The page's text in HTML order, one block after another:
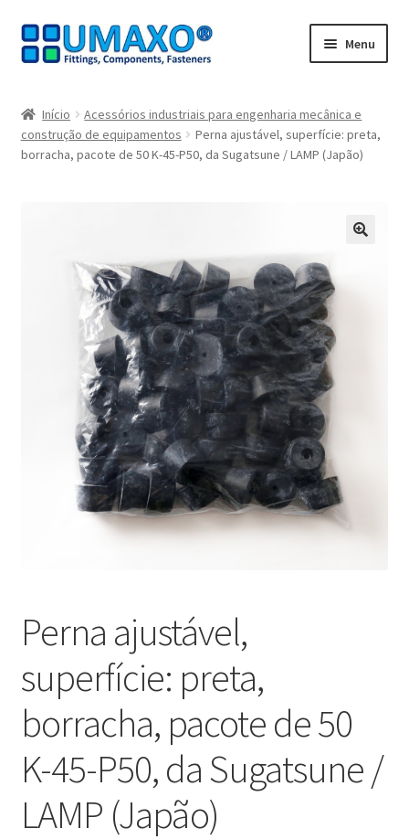
Ir
para
Saltar
para
Menu
A minha conta
Contate agora
Impressão
Navegação
Nossos parceiros
Política de cancelamento
Proteção de dados
TERMOS
Início
Acessórios industriais para engenharia mecânica e
construção de equipamentos
Perna ajustável, superfície: preta,
borracha, pacote de 50 K-45-P50, da Sugatsune / LAMP (Japão)
Perna ajustável,
superfície: preta,
borracha, pacote de 50
K-45-P50, da Sugatsune /
LAMP (Japão)